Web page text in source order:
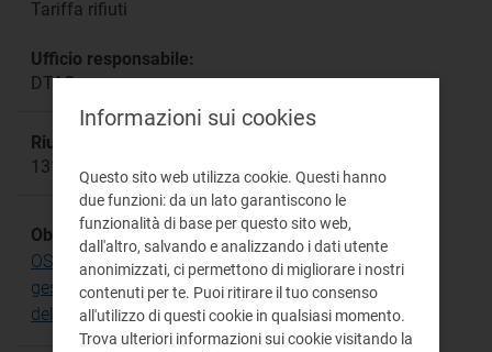
Tariffa rifiuti
Ufficio responsabile:
DTAC
Riunione:
1312
Obiettivo Strategico:
OS.17 Riconoscere i costi efficienti del servizio di
gestione dei rifiuti e determinare le tariffe alla luce
del paradigma della Circular Economy
Informazioni sui cookies
Questo sito web utilizza cookie. Questi hanno
due funzioni: da un lato garantiscono le
funzionalità di base per questo sito web,
dall'altro, salvando e analizzando i dati utente
anonimizzati, ci permettono di migliorare i nostri
contenuti per te. Puoi ritirare il tuo consenso
all'utilizzo di questi cookie in qualsiasi momento.
Trova ulteriori informazioni sui cookie visitando la